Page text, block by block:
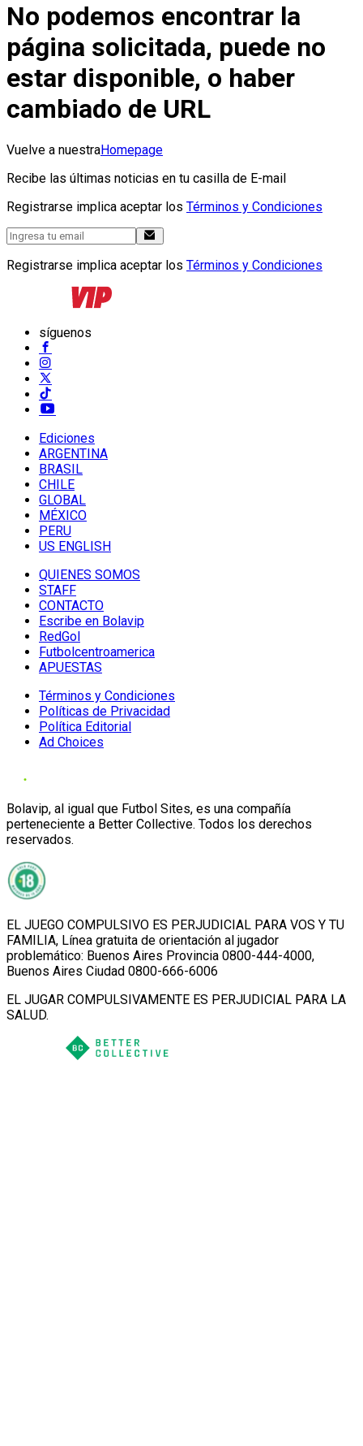
No podemos encontrar la
página solicitada, puede no
estar disponible, o haber
cambiado de URL
Vuelve a nuestraHomepage
Recibe las últimas noticias en tu casilla de E-mail
Registrarse implica aceptar los Términos y Condiciones
Registrarse implica aceptar los Términos y Condiciones
síguenos
Ediciones
ARGENTINA
BRASIL
CHILE
GLOBAL
MÉXICO
PERU
US ENGLISH
QUIENES SOMOS
STAFF
CONTACTO
Escribe en Bolavip
RedGol
Futbolcentroamerica
APUESTAS
Términos y Condiciones
Políticas de Privacidad
Política Editorial
Ad Choices
Bolavip, al igual que Futbol Sites, es una compañía
perteneciente a Better Collective. Todos los derechos
reservados.
EL JUEGO COMPULSIVO ES PERJUDICIAL PARA VOS Y TU
FAMILIA, Línea gratuita de orientación al jugador
problemático: Buenos Aires Provincia 0800-444-4000,
Buenos Aires Ciudad 0800-666-6006
EL JUGAR COMPULSIVAMENTE ES PERJUDICIAL PARA LA
SALUD.